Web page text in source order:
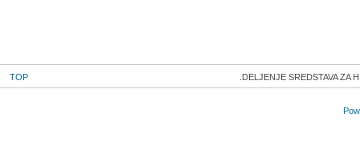
DELJENJE SREDSTAVA ZA
TOP